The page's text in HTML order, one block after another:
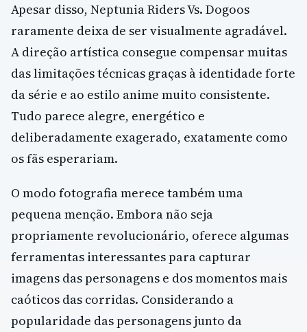
Apesar disso, Neptunia Riders Vs. Dogoos
raramente deixa de ser visualmente agradável.
A direção artística consegue compensar muitas
das limitações técnicas graças à identidade forte
da série e ao estilo anime muito consistente.
Tudo parece alegre, energético e
deliberadamente exagerado, exatamente como
os fãs esperariam.
O modo fotografia merece também uma
pequena menção. Embora não seja
propriamente revolucionário, oferece algumas
ferramentas interessantes para capturar
imagens das personagens e dos momentos mais
caóticos das corridas. Considerando a
popularidade das personagens junto da